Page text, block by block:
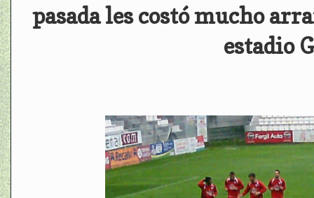
pasada les costó mucho
estadio